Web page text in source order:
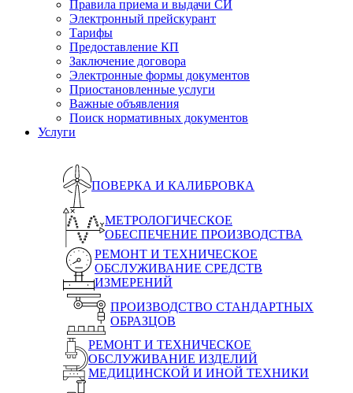
Правила приема и выдачи СИ
Электронный прейскурант
Тарифы
Предоставление КП
Заключение договора
Электронные формы документов
Приостановленные услуги
Важные объявления
Поиск нормативных документов
Услуги
ПОВЕРКА И КАЛИБРОВКА
МЕТРОЛОГИЧЕСКОЕ
ОБЕСПЕЧЕНИЕ ПРОИЗВОДСТВА
РЕМОНТ И ТЕХНИЧЕСКОЕ
ОБСЛУЖИВАНИЕ СРЕДСТВ
ИЗМЕРЕНИЙ
ПРОИЗВОДСТВО СТАНДАРТНЫХ
ОБРАЗЦОВ
РЕМОНТ И ТЕХНИЧЕСКОЕ
ОБСЛУЖИВАНИЕ ИЗДЕЛИЙ
МЕДИЦИНСКОЙ И ИНОЙ ТЕХНИКИ